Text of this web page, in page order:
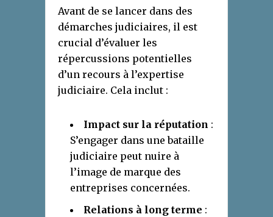
Avant de se lancer dans des
démarches judiciaires, il est
crucial d’évaluer les
répercussions potentielles
d’un recours à l’expertise
judiciaire. Cela inclut :
Impact sur la réputation :
S’engager dans une bataille
judiciaire peut nuire à
l’image de marque des
entreprises concernées.
Relations à long terme :